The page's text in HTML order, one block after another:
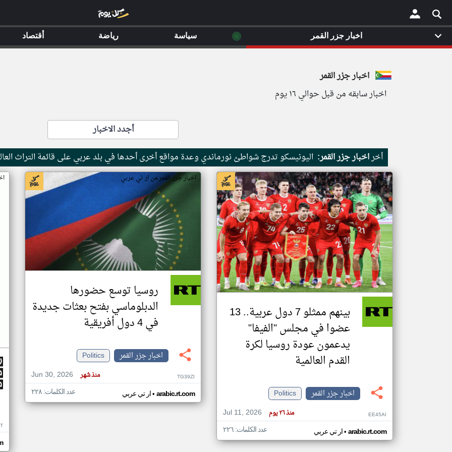
×
اخبار جزر القمر
اخبار سابقه من قبل حوالي ١٦ يوم
أجدد الاخبار
أخراخبار جزر القمر: اليونيسكو تدرج شواطئ نورماندي وعدة مواقع أخرى أحدها في بلد عربي على قائمة التراث
اخبار جزر القمر من ار تي عربي
بينهم ممثلو 7 دول عربية.. 13
عضوا في مجلس "الفيفا"
يدعمون عودة روسيا لكرة
القدم العالمية
اخبار جزر القمر
Politics
Jul 11, 2026
منذ ٢٦ يوم EE45AI
ار تي عربي• arabic.rt.com عدد الكلمات: ٢٢٦
اخبار جزر القمر من ار تي عربي
روسيا توسع حضورها
الدبلوماسي بفتح بعثات جديدة
في 4 دول أفريقية
اخبار جزر القمر
Politics
Jun 30, 2026
منذ شهر TG39ZI
ار تي عربي• arabic.rt.com عدد الكلمات: ٢٢٨
اخبار جزر القمر ◉ سياسة رياضة أقتصاد